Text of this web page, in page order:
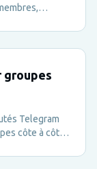
aux parties
Telegram
côte à côte